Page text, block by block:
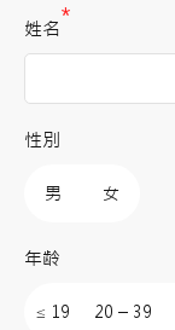
姓名*
性別
男 女
年龄
≤ 19 20 – 39